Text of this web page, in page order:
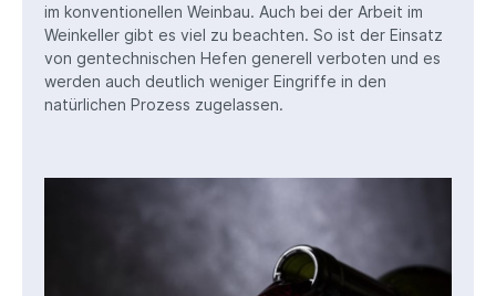
im konventionellen Weinbau. Auch bei der Arbeit im
Weinkeller gibt es viel zu beachten. So ist der Einsatz
von gentechnischen Hefen generell verboten und es
werden auch deutlich weniger Eingriffe in den
natürlichen Prozess zugelassen.